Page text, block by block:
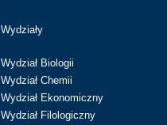
Wydziały
Wydział Biologii
Wydział Chemii
Wydział Ekonomiczny
Wydział Filologiczny